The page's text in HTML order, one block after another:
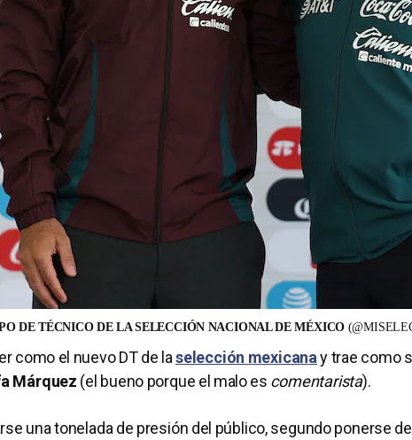
DE TÉCNICO DE LA SELECCIÓN NACIONAL DE MÉXICO
como el nuevo DT de laselección mexicanay trae como
Márquez (el bueno porque el malo es comentarista).
una tonelada de presión del público, segundo ponerse